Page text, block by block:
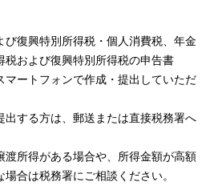
び復興特別所得税・個人消費税、年金
税および復興特別所得税の申告書
マートフォンで作成・提出していただ
出する方は、郵送または直接税務署へ
所得がある場合や、所得金額が高額
合は税務署にご相談ください。